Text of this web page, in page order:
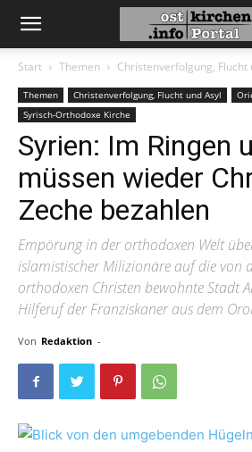
Start Themen Christenverfolgung, Flucht
Themen Christenverfolgung, Flucht und Asyl
Syrisch-Orthodoxe Kirche
Syrien: Im Ringen
müssen wieder
Zeche bezahlen
Empörung in der orthodoxen Welt
islamistischer Milizionäre auf die von
orthodoxen Christen bewohnte Stadt
Hilferuf der Franziskaner aus dem
Von Redaktion -